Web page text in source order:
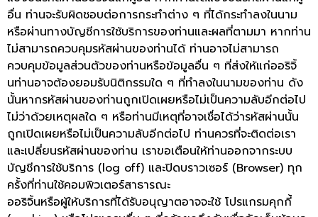
อื่น ท่านจะรับผิดชอบต่อการกระทำต่าง ๆ ที่ได้กระทำลงในนาม
หรือผ่านทางบัญชีการใช้บริการของท่านและผลที่ตามมา หากท่าน
ไม่สามารถควบคุมรหัสผ่านของท่านได้ ท่านอาจไม่สามารถ
ควบคุมข้อมูลส่วนตัวของท่านหรือข้อมูลอื่น ๆ ที่ส่งให้แก่ออริจิ้
นท่านอาจต้องยอมรับนิติกรรมใด ๆ ที่ทำลงในนามของท่าน ดัง
นั้นหากรหัสผ่านของท่านถูกเปิดเผยหรือไม่เป็นความลับอีกต่อไป
ไม่ว่าด้วยเหตุผลใด ๆ หรือท่านมีเหตุที่อาจเชื่อได้ว่ารหัสผ่านนั้น
ถูกเปิดเผยหรือไม่เป็นความลับอีกต่อไป ท่านควรที่จะติดต่อเรา
และเปลี่ยนรหัสผ่านของท่าน เราขอเตือนให้ท่านออกจากระบบ
บัญชีการใช้บริการ (log off) และปิดบราวเซอร์ (Browser) ทุก
ครั้งที่ท่านใช้คอมพิวเตอร์สาธารณะ
ออริจิ้นหรือผู้ให้บริการที่ได้รับอนุญาตอาจจะใช้ โปรแกรมคุกกี้